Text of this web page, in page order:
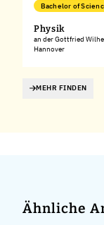
Bachelor of
Physik
an der Gottfried
Hannover
MEHR FINDEN
Ähnliche